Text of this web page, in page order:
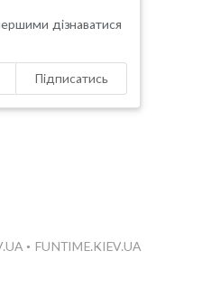
дізнаватися
Підписатись
• FUNTIME.KIEV.UA